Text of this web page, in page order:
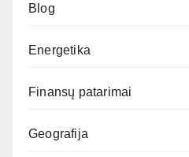
Blog
Energetika
Finansų patarimai
Geografija